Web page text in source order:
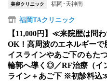
美容クリニック 福岡･天神南
福岡TAクリニック
【11,000円】≪来院歴は問
OK！高周波のエネルギー
イスラインやあご下のもた
輪郭へ導く◎／RF治療（イ
ライン＋あご下 ※初診料込